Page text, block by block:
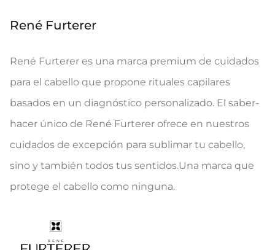
René Furterer
René Furterer es una marca premium de cuidados
para el cabello que propone rituales capilares
basados en un diagnóstico personalizado. El saber-
hacer único de René Furterer ofrece en nuestros
cuidados de excepción para sublimar tu cabello,
sino y también todos tus sentidos.Una marca que
protege el cabello como ninguna.